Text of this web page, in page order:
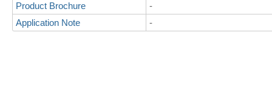
Product Brochure
-
Application Note
-